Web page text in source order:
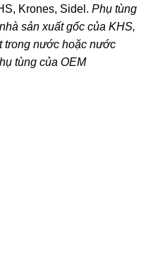
Krones, Sidel. Phụ tùng
sản xuất gốc của KHS,
trong nước hoặc nước
tùng của OEM